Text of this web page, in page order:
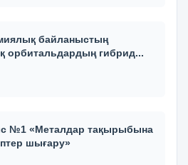
байланыстың
орбитальдардың гибрид...
№1 «Металдар тақырыбына
шығару»